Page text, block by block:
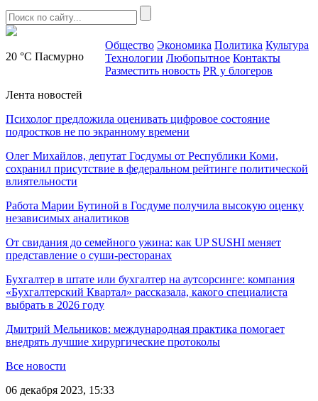
20 °C Пасмурно
Общество Экономика Политика Культура
Технологии Любопытное Контакты
Разместить новость PR у блогеров
Лента новостей
Психолог предложила оценивать цифровое состояние
подростков не по экранному времени
Олег Михайлов, депутат Госдумы от Республики Коми,
сохранил присутствие в федеральном рейтинге политической
влиятельности
Работа Марии Бутиной в Госдуме получила высокую оценку
независимых аналитиков
От свидания до семейного ужина: как UP SUSHI меняет
представление о суши-ресторанах
Бухгалтер в штате или бухгалтер на аутсорсинге: компания
«Бухгалтерский Квартал» рассказала, какого специалиста
выбрать в 2026 году
Дмитрий Мельников: международная практика помогает
внедрять лучшие хирургические протоколы
Все новости
06 декабря 2023, 15:33